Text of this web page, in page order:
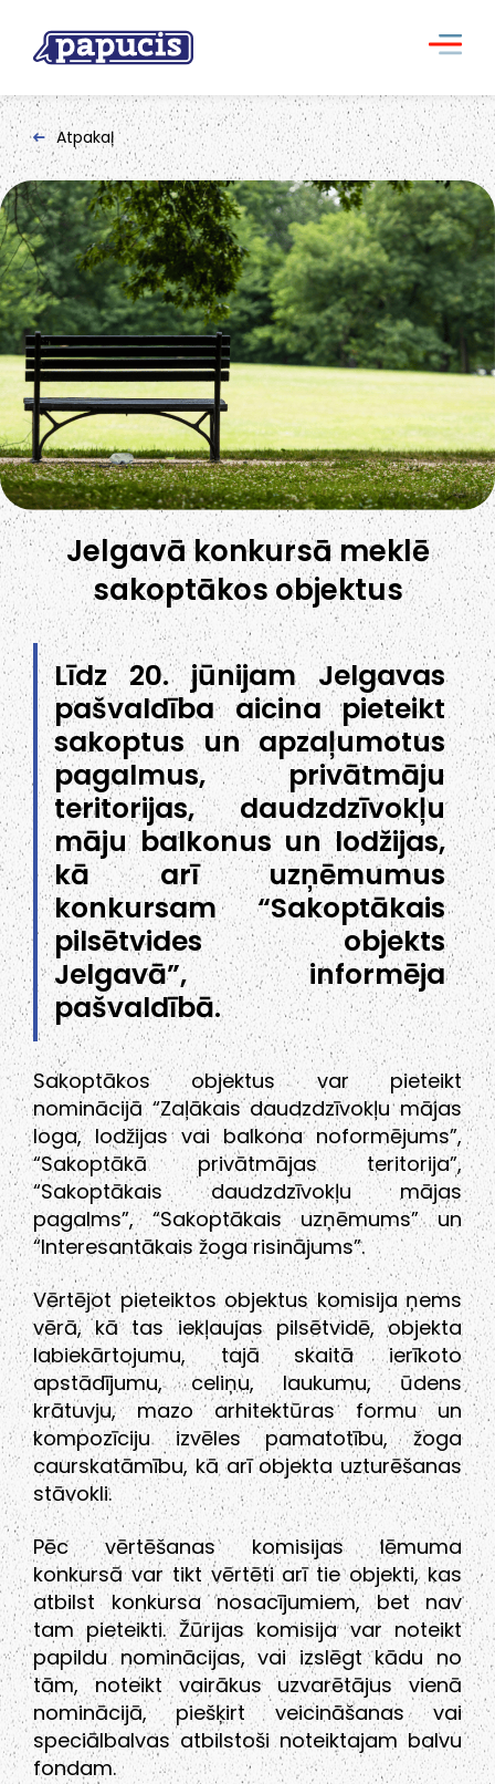
Atpakaļ
Jelgavā konkursā meklē
sakoptākos objektus
Līdz 20. jūnijam Jelgavas
pašvaldība aicina pieteikt
sakoptus un apzaļumotus
pagalmus, privātmāju
teritorijas, daudzdzīvokļu
māju balkonus un lodžijas,
kā arī uzņēmumus
konkursam “Sakoptākais
pilsētvides objekts
Jelgavā”, informēja
pašvaldībā.
Sakoptākos objektus var pieteikt
nominācijā “Zaļākais daudzdzīvokļu mājas
loga, lodžijas vai balkona noformējums”,
“Sakoptākā privātmājas teritorija”,
“Sakoptākais daudzdzīvokļu mājas
pagalms”, “Sakoptākais uzņēmums” un
“Interesantākais žoga risinājums”.
Vērtējot pieteiktos objektus komisija ņems
vērā, kā tas iekļaujas pilsētvidē, objekta
labiekārtojumu, tajā skaitā ierīkoto
apstādījumu, celiņu, laukumu, ūdens
krātuvju, mazo arhitektūras formu un
kompozīciju izvēles pamatotību, žoga
caurskatāmību, kā arī objekta uzturēšanas
stāvokli.
Pēc vērtēšanas komisijas lēmuma
konkursā var tikt vērtēti arī tie objekti, kas
atbilst konkursa nosacījumiem, bet nav
tam pieteikti. Žūrijas komisija var noteikt
papildu nominācijas, vai izslēgt kādu no
tām, noteikt vairākus uzvarētājus vienā
nominācijā, piešķirt veicināšanas vai
speciālbalvas atbilstoši noteiktajam balvu
fondam.